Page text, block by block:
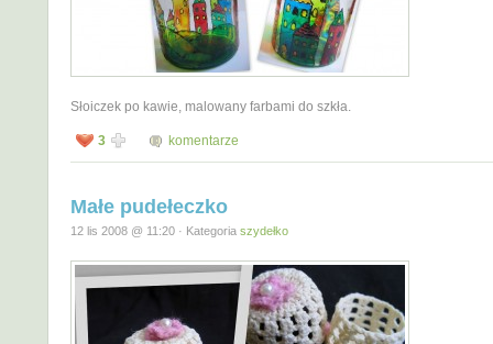
Słoiczek po kawie, malowany farbami do szkła.
3 komentarze
Małe pudełeczko
12 lis 2008 @ 11:20 · Kategoria szydełko